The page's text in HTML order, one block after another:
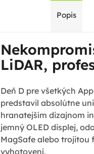
Popis
LiDAR,
Deň D pre všetkých
predstavil absolútne
hranatejším dizajnom
jemný OLED displej,
MagSafe alebo trojitou
vyhotovení.